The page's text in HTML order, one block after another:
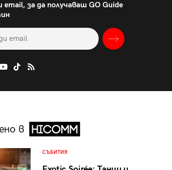
email, за да получаваш GO Guide
в
СЪБИТИЯ